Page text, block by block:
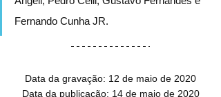
Fernando Cunha JR.
Data da gravação: 12 de maio de 2020
Data da publicação: 14 de maio de 2020